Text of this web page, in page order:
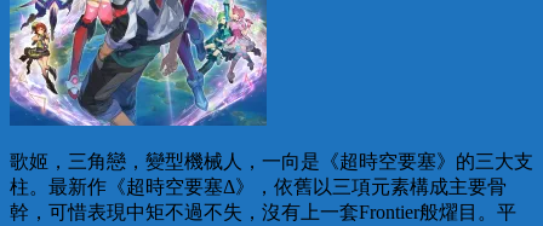
歌姬，三角戀，變型機械人，一向是《超時空要塞》的三大支
柱。最新作《超時空要塞Δ》，依舊以三項元素構成主要骨
幹，可惜表現中矩不過不失，沒有上一套Frontier般燿目。平